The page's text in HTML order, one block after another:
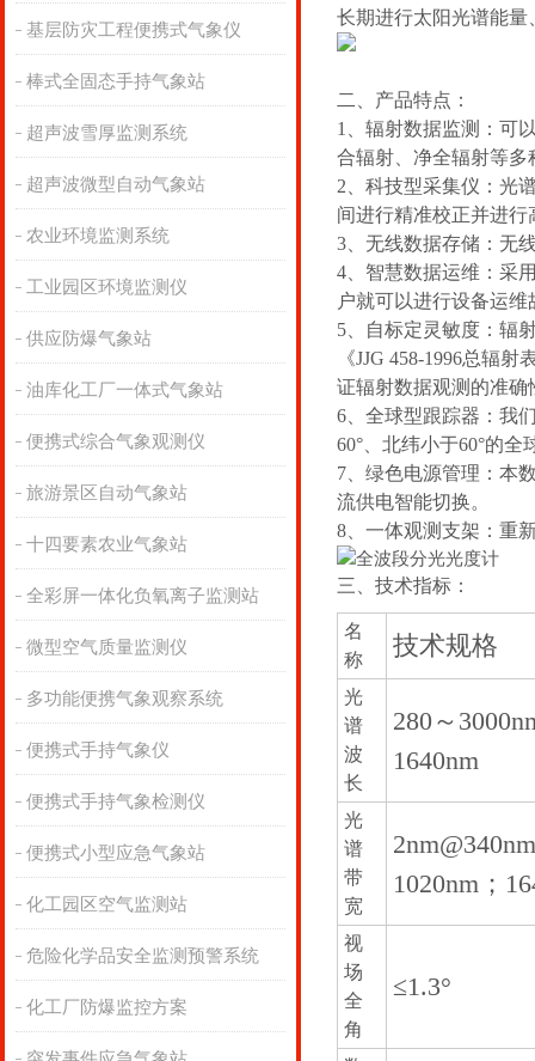
基层防灾工程便携式气象仪
棒式全固态手持气象站
超声波雪厚监测系统
超声波微型自动气象站
农业环境监测系统
工业园区环境监测仪
供应防爆气象站
油库化工厂一体式气象站
便携式综合气象观测仪
旅游景区自动气象站
十四要素农业气象站
全彩屏一体化负氧离子监测站
微型空气质量监测仪
多功能便携气象观察系统
便携式手持气象仪
便携式手持气象检测仪
便携式小型应急气象站
化工园区空气监测站
危险化学品安全监测预警系统
化工厂防爆监控方案
长期进行太阳光谱能
二、产品特点：
1、辐射数据监测：可
合辐射、净全辐射等多
2、科技型采集仪：光
间进行精准校正并进行
3、无线数据存储：无
4、智慧数据运维：采
户就可以进行设备运维
5、自标定灵敏度：辐
《JJG 458-1996总辐
证辐射数据观测的准确
6、全球型跟踪器：我
60°、北纬小于60°的
7、绿色电源管理：本
流供电智能切换。
8、一体观测支架：重
三、技术指标：
名
称
技术规格
光
谱
波
长
280～
1640nm
光
谱
带
宽
1020nm；
视
场
全
角
≤1.3°